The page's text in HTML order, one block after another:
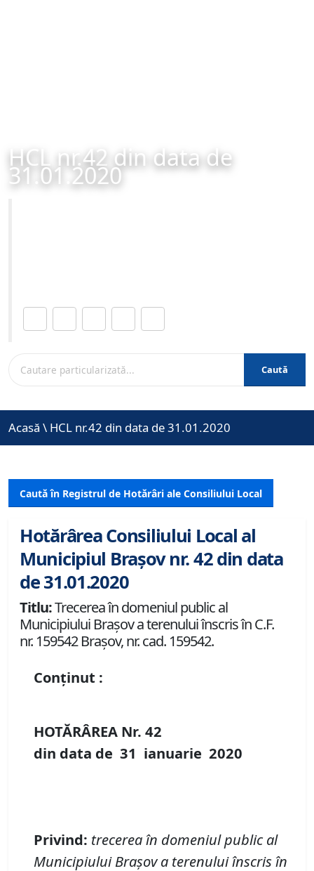
HCL nr.42 din data de
31.01.2020
Caută
Acasă \ HCL nr.42 din data de 31.01.2020
Caută în Registrul de Hotărâri ale Consiliului Local
Hotărârea Consiliului Local al
Municipiul Brașov nr. 42 din data
de 31.01.2020
Titlu:Trecerea în domeniul public al
Municipiului Braşov a terenului înscris în C.F.
nr. 159542 Brașov, nr. cad. 159542.
Conținut :
HOTĂRÂREA Nr. 42
din data de 31 ianuarie 2020
Privind: trecerea în domeniul public al
Municipiului Braşov a terenului înscris în